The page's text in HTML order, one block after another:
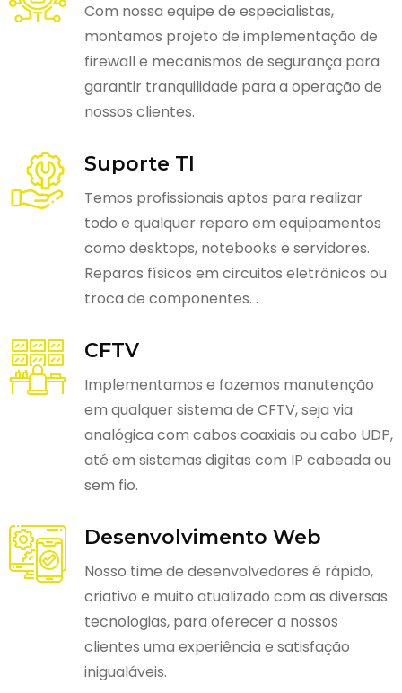
Com nossa equipe de especialistas,
montamos projeto de implementação de
firewall e mecanismos de segurança para
garantir tranquilidade para a operação de
nossos clientes.
Suporte TI
Temos profissionais aptos para realizar
todo e qualquer reparo em equipamentos
como desktops, notebooks e servidores.
Reparos físicos em circuitos eletrônicos ou
troca de componentes. .
CFTV
Implementamos e fazemos manutenção
em qualquer sistema de CFTV, seja via
analógica com cabos coaxiais ou cabo UDP,
até em sistemas digitas com IP cabeada ou
sem fio.
Desenvolvimento Web
Nosso time de desenvolvedores é rápido,
criativo e muito atualizado com as diversas
tecnologias, para oferecer a nossos
clientes uma experiência e satisfação
inigualáveis.